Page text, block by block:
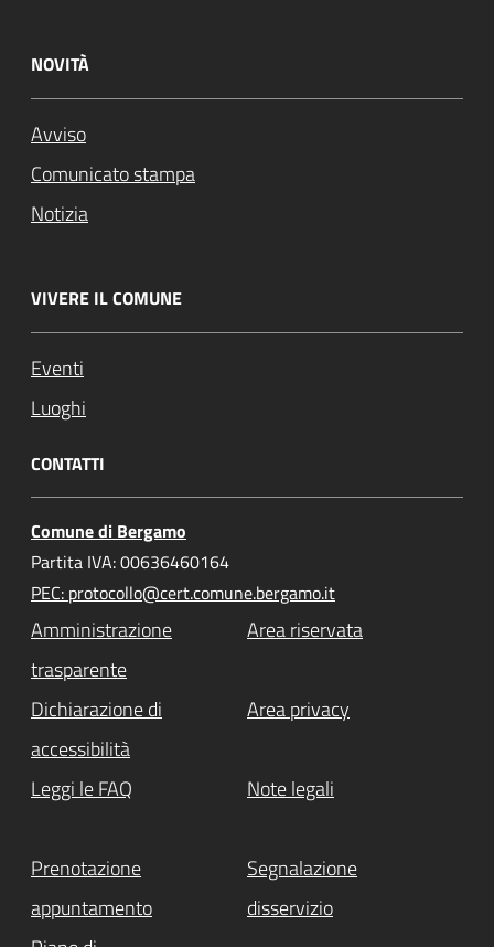
NOVITÀ
Avviso
Comunicato stampa
Notizia
VIVERE IL COMUNE
Eventi
Luoghi
CONTATTI
Comune di Bergamo
Partita IVA: 00636460164
PEC: protocollo@cert.comune.bergamo.it
Amministrazione
trasparente
Area riservata
Dichiarazione di
accessibilità
Area privacy
Leggi le FAQ Note legali
Prenotazione
appuntamento
Segnalazione
disservizio